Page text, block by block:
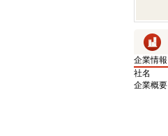
企業情報
社名
企業概要